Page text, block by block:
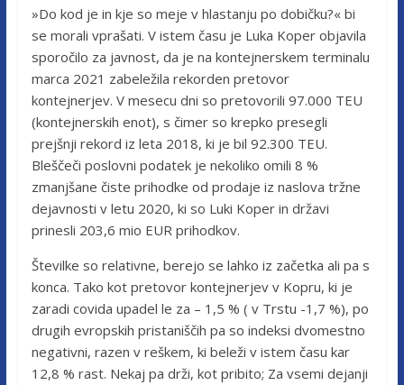
»Do kod je in kje so meje v hlastanju po dobičku?« bi
se morali vprašati. V istem času je Luka Koper objavila
sporočilo za javnost, da je na kontejnerskem terminalu
marca 2021 zabeležila rekorden pretovor
kontejnerjev. V mesecu dni so pretovorili 97.000 TEU
(kontejnerskih enot), s čimer so krepko presegli
prejšnji rekord iz leta 2018, ki je bil 92.300 TEU.
Bleščeči poslovni podatek je nekoliko omili 8 %
zmanjšane čiste prihodke od prodaje iz naslova tržne
dejavnosti v letu 2020, ki so Luki Koper in državi
prinesli 203,6 mio EUR prihodkov.
Številke so relativne, berejo se lahko iz začetka ali pa s
konca. Tako kot pretovor kontejnerjev v Kopru, ki je
zaradi covida upadel le za – 1,5 % ( v Trstu -1,7 %), po
drugih evropskih pristaniščih pa so indeksi dvomestno
negativni, razen v reškem, ki beleži v istem času kar
12,8 % rast. Nekaj pa drži, kot pribito; Za vsemi dejanji